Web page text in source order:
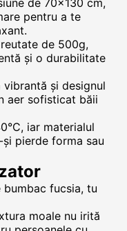
de 70x130 cm,
pentru a te
de 500g,
și o durabilitate
vibrantă și designul
aer sofisticat băii
iar materialul
pierde forma sau
bumbac fucsia, tu
moale nu irită